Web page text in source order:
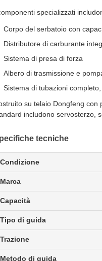
specializzati
Corpo del serbatoio con
Distributore di carburante
Sistema di presa di forza
Albero di trasmissione e
Sistema di tubazioni
su telaio Dongfeng con
includono servosterzo,
tecniche
Condizione
Marca
Capacità
Tipo di guida
Trazione
Metodo di guida